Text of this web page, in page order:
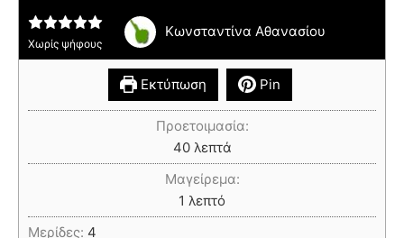
Χωρίς ψήφους
Κωνσταντίνα Αθανασίου
Εκτύπωση Pin
Προετοιμασία:
40 λεπτά
Μαγείρεμα:
1 λεπτό
Μερίδες: 4